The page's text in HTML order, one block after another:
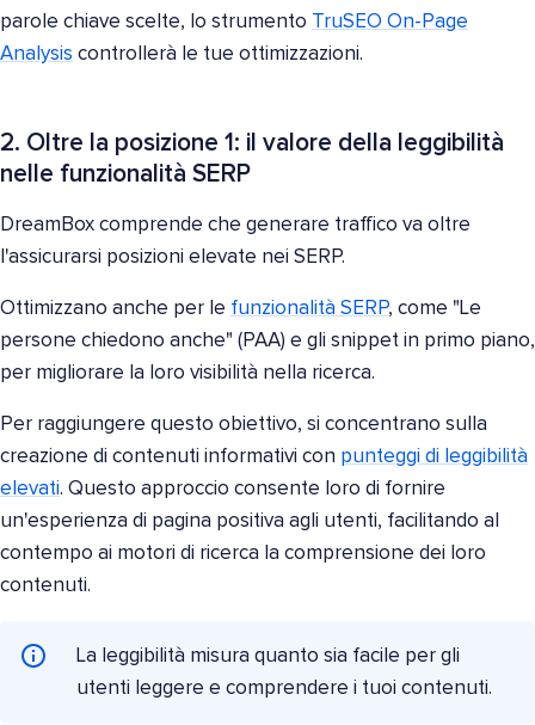
parole chiave scelte, lo strumento TruSEO On-Page
Analysis controllerà le tue ottimizzazioni.
2. Oltre la posizione 1: il valore della leggibilità
nelle funzionalità SERP
DreamBox comprende che generare traffico va oltre
l'assicurarsi posizioni elevate nei SERP.
Ottimizzano anche per le funzionalità SERP, come "Le
persone chiedono anche" (PAA) e gli snippet in primo piano,
per migliorare la loro visibilità nella ricerca.
Per raggiungere questo obiettivo, si concentrano sulla
creazione di contenuti informativi con punteggi di leggibilità
elevati. Questo approccio consente loro di fornire
un'esperienza di pagina positiva agli utenti, facilitando al
contempo ai motori di ricerca la comprensione dei loro
contenuti.
La leggibilità misura quanto sia facile per gli
utenti leggere e comprendere i tuoi contenuti.